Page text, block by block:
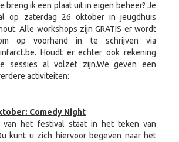
breng ik een plaat uit in eigen beheer? Je
op zaterdag 26 oktober in jeugdhuis
Alle workshops zijn GRATIS er wordt
op voorhand in te schrijven via
Houdt er echter ook rekening
sessies al volzet zijn.We geven een
activiteiten:
Comedy Night
van het festival staat in het teken van
kunt u zich hiervoor begeven naar het